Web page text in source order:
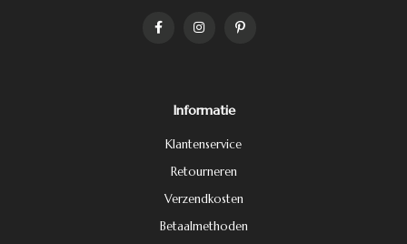
Informatie
Klantenservice
Retourneren
Verzendkosten
Betaalmethoden